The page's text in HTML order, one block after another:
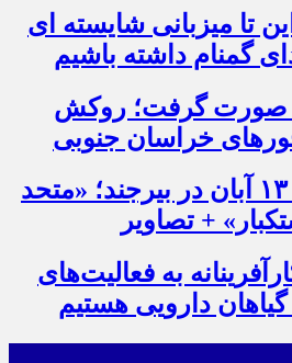
تا میزبانی شایسته ای
گمنام داشته باشیم
صورت گرفت؛ روکش
راهپیمایی باشکوه ۱۳ آبان در بیرجند؛ «متحد
+ تصاویر
به فعالیت‌های
دارویی هستیم